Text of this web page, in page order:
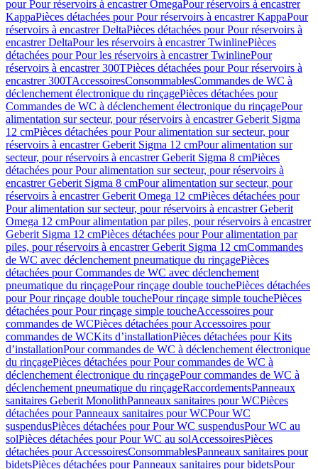
pour Pour réservoirs à encastrer OmegaPour réservoirs à encastrer
KappaPièces détachées pour Pour réservoirs à encastrer KappaPour
réservoirs à encastrer DeltaPièces détachées pour Pour réservoirs à
encastrer DeltaPour les réservoirs à encastrer TwinlinePièces
détachées pour Pour les réservoirs à encastrer TwinlinePour
réservoirs à encastrer 300TPièces détachées pour Pour réservoirs à
encastrer 300TAccessoiresConsommablesCommandes de WC à
déclenchement électronique du rinçagePièces détachées pour
Commandes de WC à déclenchement électronique du rinçagePour
alimentation sur secteur, pour réservoirs à encastrer Geberit Sigma
12 cmPièces détachées pour Pour alimentation sur secteur, pour
réservoirs à encastrer Geberit Sigma 12 cmPour alimentation sur
secteur, pour réservoirs à encastrer Geberit Sigma 8 cmPièces
détachées pour Pour alimentation sur secteur, pour réservoirs à
encastrer Geberit Sigma 8 cmPour alimentation sur secteur, pour
réservoirs à encastrer Geberit Omega 12 cmPièces détachées pour
Pour alimentation sur secteur, pour réservoirs à encastrer Geberit
Omega 12 cmPour alimentation par piles, pour réservoirs à encastrer
Geberit Sigma 12 cmPièces détachées pour Pour alimentation par
piles, pour réservoirs à encastrer Geberit Sigma 12 cmCommandes
de WC avec déclenchement pneumatique du rinçagePièces
détachées pour Commandes de WC avec déclenchement
pneumatique du rinçagePour rinçage double touchePièces détachées
pour Pour rinçage double touchePour rinçage simple touchePièces
détachées pour Pour rinçage simple toucheAccessoires pour
commandes de WCPièces détachées pour Accessoires pour
commandes de WCKits d’installationPièces détachées pour Kits
d’installationPour commandes de WC à déclenchement électronique
du rinçagePièces détachées pour Pour commandes de WC à
déclenchement électronique du rinçagePour commandes de WC à
déclenchement pneumatique du rinçageRaccordementsPanneaux
sanitaires Geberit MonolithPanneaux sanitaires pour WCPièces
détachées pour Panneaux sanitaires pour WCPour WC
suspendusPièces détachées pour Pour WC suspendusPour WC au
solPièces détachées pour Pour WC au solAccessoiresPièces
détachées pour AccessoiresConsommablesPanneaux sanitaires pour
bidetsPièces détachées pour Panneaux sanitaires pour bidetsPour